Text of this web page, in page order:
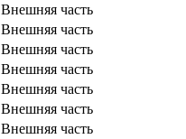
Внешняя часть
Внешняя часть
Внешняя часть
Внешняя часть
Внешняя часть
Внешняя часть
Внешняя часть